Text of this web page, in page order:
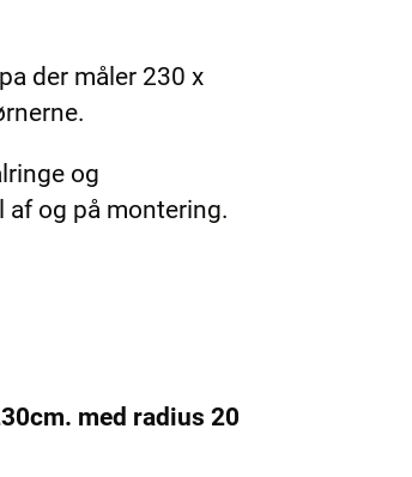
der måler 230 x
og
og på montering.
med radius 20